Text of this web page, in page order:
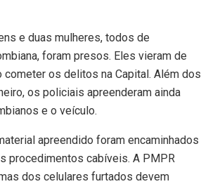
e duas mulheres, todos de
foram presos. Eles vieram de
cometer os delitos na Capital. Além dos
os policiais apreenderam ainda
e o veículo.
apreendido foram encaminhados
procedimentos cabíveis. A PMPR
dos celulares furtados devem